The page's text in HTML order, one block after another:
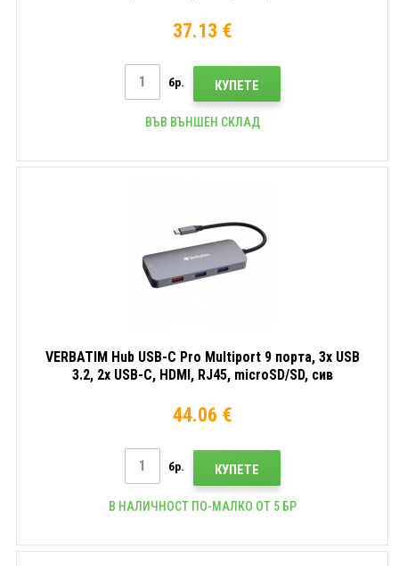
37.13 €
бр. КУПЕТЕ
ВЪВ ВЪНШЕН СКЛАД
VERBATIM Hub USB-C Pro Multiport 9 порта, 3x USB
3.2, 2x USB-C, HDMI, RJ45, microSD/SD, сив
44.06 €
бр. КУПЕТЕ
В НАЛИЧНОСТ ПО-МАЛКО ОТ 5 БР